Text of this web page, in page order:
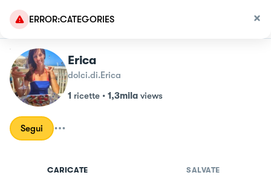
ERROR:CATEGORIES
Erica
dolci.di.Erica
1 ricette • 1,3mila views
Segui
CARICATE SALVATE